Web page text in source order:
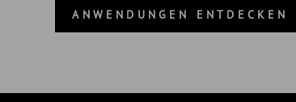
ANWENDUNGEN ENTDECKEN